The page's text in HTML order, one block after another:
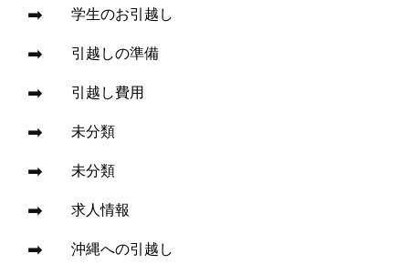
学生のお引越し
引越しの準備
引越し費用
未分類
未分類
求人情報
沖縄への引越し